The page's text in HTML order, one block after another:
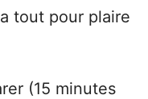
a tout pour plaire
(15 minutes